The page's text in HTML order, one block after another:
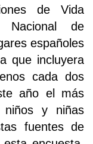
de Vida
de
españoles
que incluyera
cada dos
año el más
y niñas
fuentes de